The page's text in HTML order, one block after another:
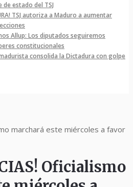
estado del TSJ
TSJ autoriza a Maduro a aumentar
Allup: Los diputados seguiremos
constitucionales
madurista consolida la Dictadura con golpe
marchará este miércoles a favor
Oficialismo